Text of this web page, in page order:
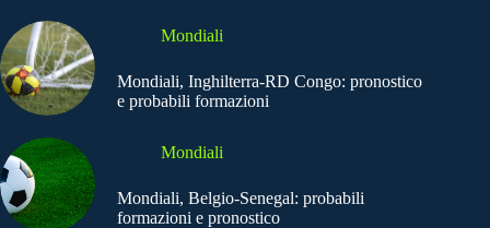
Mondiali
Mondiali, Inghilterra-RD Congo: pronostico
e probabili formazioni
Mondiali
Mondiali, Belgio-Senegal: probabili
formazioni e pronostico